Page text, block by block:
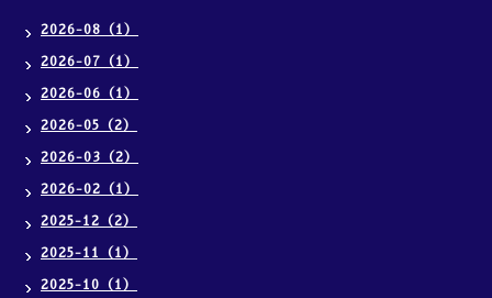
2026-08（1）
2026-07（1）
2026-06（1）
2026-05（2）
2026-03（2）
2026-02（1）
2025-12（2）
2025-11（1）
2025-10（1）